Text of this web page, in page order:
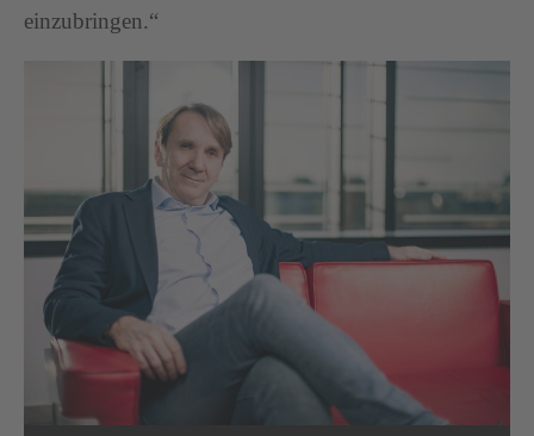
einzubringen.“